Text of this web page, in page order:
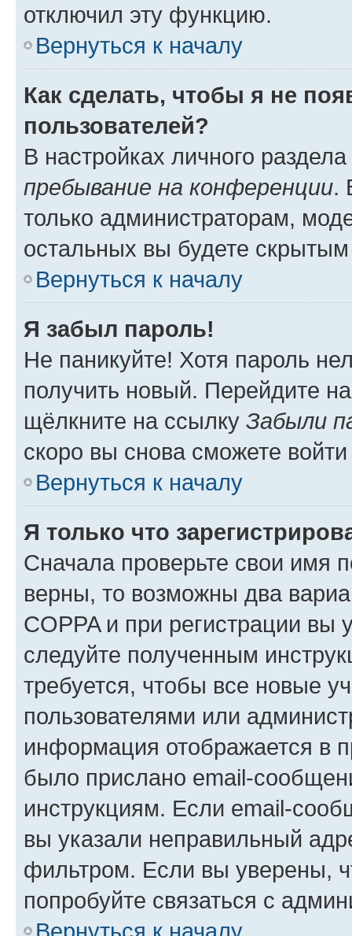
отключил эту функцию.
Вернуться к началу
Как сделать, чтобы я не
пользователей?
В настройках личного
пребывание на конференции.
только администраторам,
остальных вы будете
Вернуться к началу
Я забыл пароль!
Не паникуйте! Хотя пароль
получить новый. Перейдите
щёлкните на ссылку Забыли
скоро вы снова сможете
Вернуться к началу
Я только что
Сначала проверьте свои имя
верны, то возможны два
COPPA и при регистрации вы
следуйте полученным
требуется, чтобы все новые
пользователями или
информация отображается в
было прислано email-
инструкциям. Если email-
вы указали неправильный
фильтром. Если вы уверены,
попробуйте связаться с
Вернуться к началу